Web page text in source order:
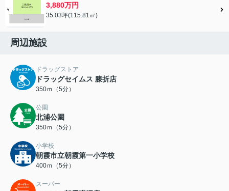
3,880万円
35.03坪(115.81㎡)
周辺施設
ドラッグストア
ドラッグセイムス 膝折店
350ｍ（5分）
公園
北浦公園
350ｍ（5分）
小学校
朝霞市立朝霞第一小学校
400ｍ（5分）
スーパー